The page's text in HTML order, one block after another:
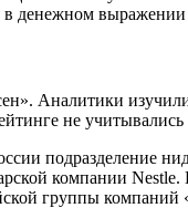
денежном
Аналитики
не
подразделение
компании
группы